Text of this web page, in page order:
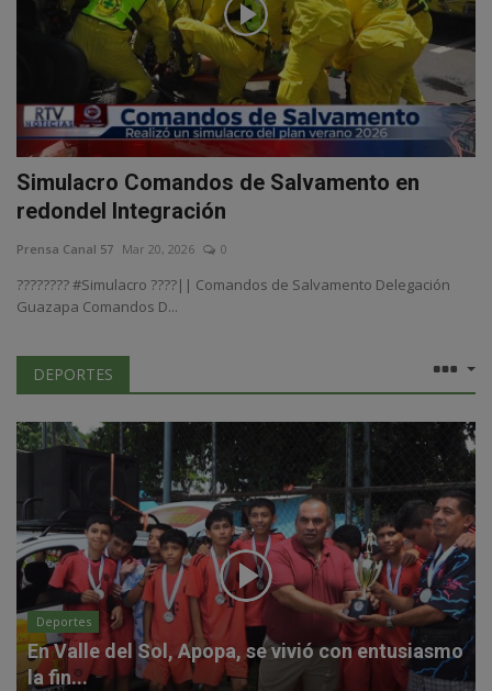
Simulacro Comandos de Salvamento en
redondel Integración
Prensa Canal 57 Mar 20, 2026 0
????????️ #Simulacro ????|| Comandos de Salvamento Delegación
Guazapa Comandos D...
DEPORTES
Deportes
En Valle del Sol, Apopa, se vivió con entusiasmo
la fin...